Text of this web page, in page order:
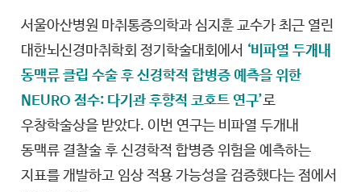
서울아산병원 마취통증의학과 심지훈 교수가 최근 열린
대한뇌신경마취학회 정기학술대회에서 ‘비파열 두개내
동맥류 클립 수술 후 신경학적 합병증 예측을 위한
NEURO 점수: 다기관 후향적 코호트 연구’로
우창학술상을 받았다. 이번 연구는 비파열 두개내
동맥류 결찰술 후 신경학적 합병증 위험을 예측하는
지표를 개발하고 임상 적용 가능성을 검증했다는 점에서